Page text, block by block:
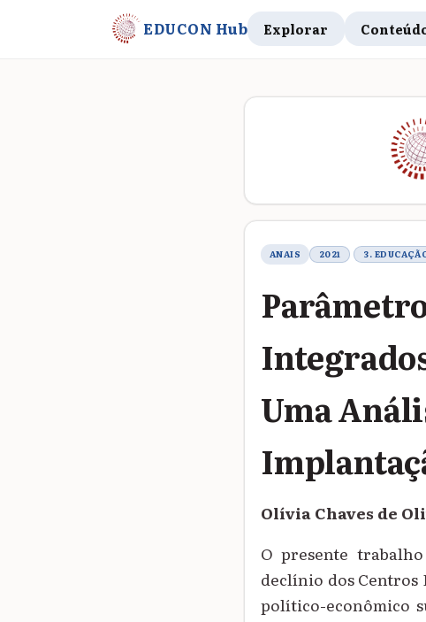
EDUCON Hub Explorar
ANAIS 2021 3.
Uma
Olívia Chaves de
O presente
declínio dos Centros
político-econômico